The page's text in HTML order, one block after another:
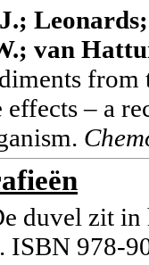
van
effects – a
duvel zit in
ISBN 978-